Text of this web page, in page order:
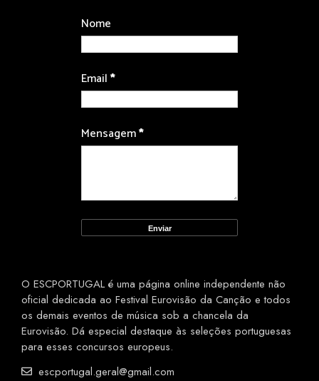
Nome
Email*
Mensagem*
O ESCPORTUGAL é uma página online independente não
oficial dedicada ao Festival Eurovisão da Canção e todos
os demais eventos de música sob a chancela da
Eurovisão. Dá especial destaque às seleções portuguesas
para esses concursos europeus.
escportugal.geral@gmail.com